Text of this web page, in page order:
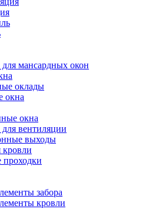
мансардных окон
оклады
окна
окна
вентиляции
выходы
кровли
проходки
забора
кровли